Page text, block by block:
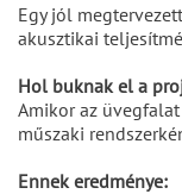
Egy jól
akusztikai
Hol buknak el a
Amikor az
műszaki
Ennek eredménye: